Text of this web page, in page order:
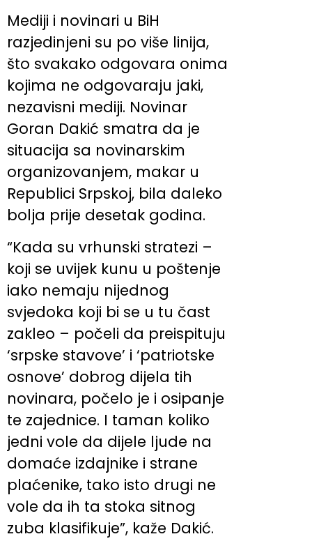
Mediji i novinari u BiH
razjedinjeni su po više linija,
što svakako odgovara onima
kojima ne odgovaraju jaki,
nezavisni mediji. Novinar
Goran Dakić smatra da je
situacija sa novinarskim
organizovanjem, makar u
Republici Srpskoj, bila daleko
bolja prije desetak godina.
“Kada su vrhunski stratezi –
koji se uvijek kunu u poštenje
iako nemaju nijednog
svjedoka koji bi se u tu čast
zakleo – počeli da preispituju
‘srpske stavove’ i ‘patriotske
osnove’ dobrog dijela tih
novinara, počelo je i osipanje
te zajednice. I taman koliko
jedni vole da dijele ljude na
domaće izdajnike i strane
plaćenike, tako isto drugi ne
vole da ih ta stoka sitnog
zuba klasifikuje”, kaže Dakić.